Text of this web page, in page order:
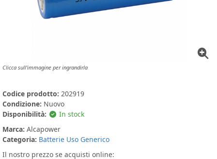
Clicca sull'immagine per ingrandirla
Codice prodotto: 202919
Condizione: Nuovo
Disponibilità:
In stock
Marca: Alcapower
Categoria: Batterie Uso Generico
Il nostro prezzo se acquisti online: